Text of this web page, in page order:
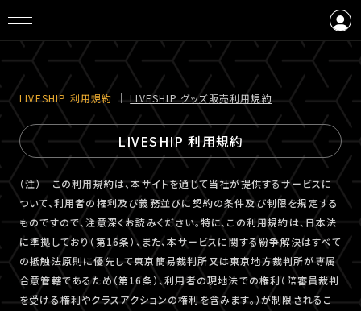
会員登録
LIVESHIP 利⽤規約 ｜LIVESHIP グッズ販売利⽤規約
LIVESHIP 利用規約
（注） この利用規約は、本サイトを通じて当社が提供するサービスに
ついて、利用者の権利及び義務並びに契約の条件及び制限を規定する
ものですので、注意深くお読みください。特に、この利用規約は、日本法
に準拠しており（第16条）、また、本サービスに関する紛争解決はすべて
の抵触法原則に優先して東京簡易裁判所又は東京地方裁判所が専属
合意管轄であるため（第16条）、利用者の現地法での権利（陪審員裁判
を受ける権利やクラスアクションの権利を含みます。）が制限されるこ